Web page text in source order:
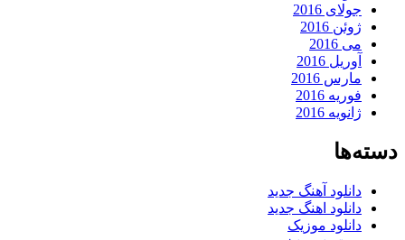
جولای 2016
ژوئن 2016
می 2016
آوریل 2016
مارس 2016
فوریه 2016
ژانویه 2016
دسته‌ها
دانلود آهنگ جدید
دانلود اهنگ جدید
دانلود موزیک